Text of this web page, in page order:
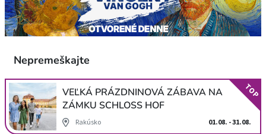
Nepremeškajte
VEĽKÁ PRÁZDNINOVÁ ZÁBAVA NA
ZÁMKU SCHLOSS HOF
Rakúsko 01.08. - 31.08.
TOP